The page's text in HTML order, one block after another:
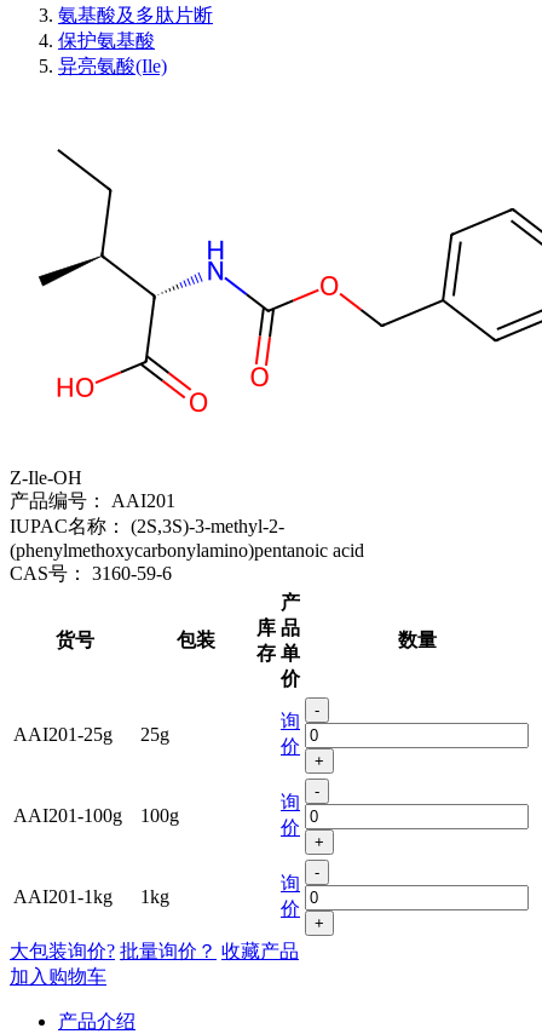
氨基酸及多肽片断
保护氨基酸
异亮氨酸(Ile)
Z-Ile-OH
产品编号：
AAI201
IUPAC名称： (2S,3S)-3-methyl-2-
(phenylmethoxycarbonylamino)pentanoic acid
CAS号：
3160-59-6
货号 包装
库
存
产
品
单
价
数量
AAI201-25g 25g
询
价
-
+
AAI201-100g 100g
询
价
-
+
AAI201-1kg 1kg
询
价
-
+
大包装询价? 批量询价？ 收藏产品
加入购物车
产品介绍